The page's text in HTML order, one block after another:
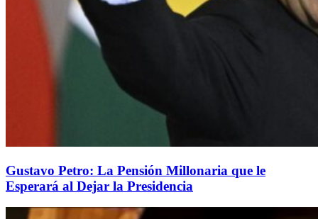
Gustavo Petro: La Pensión Millonaria que le
Esperará al Dejar la Presidencia